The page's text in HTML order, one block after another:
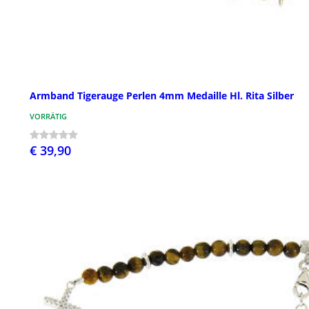
Armband Tigerauge Perlen 4mm Medaille Hl. Rita Silber
VORRÄTIG
€ 39,90